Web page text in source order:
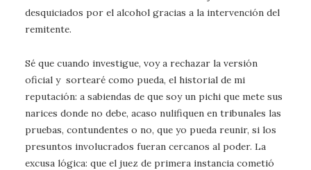
desquiciados por el alcohol gracias a la intervención del
remitente.
Sé que cuando investigue, voy a rechazar la versión
oficial y sortearé como pueda, el historial de mi
reputación: a sabiendas de que soy un pichi que mete sus
narices donde no debe, acaso nulifiquen en tribunales las
pruebas, contundentes o no, que yo pueda reunir, si los
presuntos involucrados fueran cercanos al poder. La
excusa lógica: que el juez de primera instancia cometió